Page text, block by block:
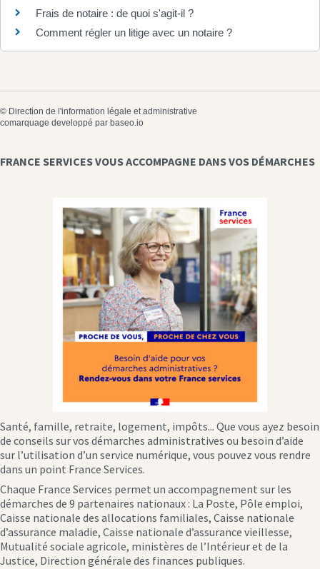
Frais de notaire : de quoi s'agit-il ?
Comment régler un litige avec un notaire ?
© Direction de l'information légale et administrative
comarquage developpé par baseo.io
FRANCE SERVICES VOUS ACCOMPAGNE DANS VOS DÉMARCHES
Santé, famille, retraite, logement, impôts... Que vous ayez besoin
de conseils sur vos démarches administratives ou besoin d’aide
sur l’utilisation d’un service numérique, vous pouvez vous rendre
dans un point France Services.
Chaque France Services permet un accompagnement sur les
démarches de 9 partenaires nationaux : La Poste, Pôle emploi,
Caisse nationale des allocations familiales, Caisse nationale
d’assurance maladie, Caisse nationale d’assurance vieillesse,
Mutualité sociale agricole, ministères de l’Intérieur et de la
Justice, Direction générale des finances publiques.